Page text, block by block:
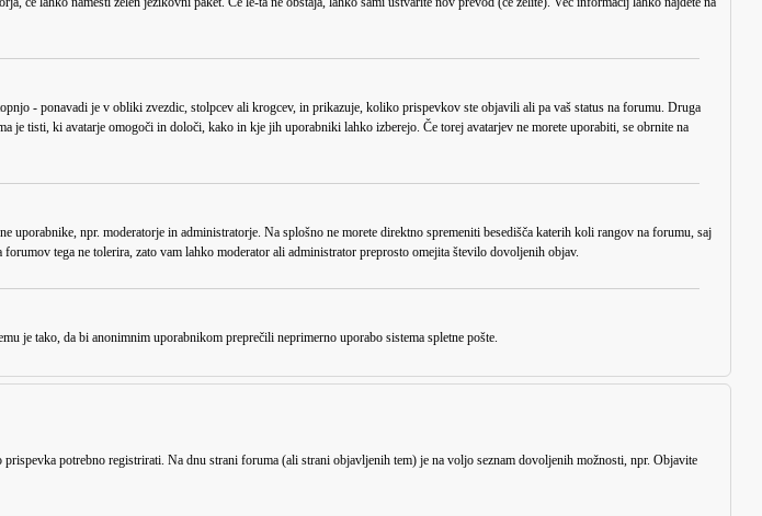
- ponavadi je v obliki zvezdic, stolpcev ali krogcev, in prikazuje, koliko prispevkov ste objavili ali pa vaš status na forumu. Druga
je tisti, ki avatarje omogoči in določi, kako in kje jih uporabniki lahko izberejo. Če torej avatarjev ne morete uporabiti, se obrnite na
npr. moderatorje in administratorje. Na splošno ne morete direktno spremeniti besedišča katerih koli rangov na forumu, saj
tega ne tolerira, zato vam lahko moderator ali administrator preprosto omejita število dovoljenih objav.
je tako, da bi anonimnim uporabnikom preprečili neprimerno uporabo sistema spletne pošte.
potrebno registrirati. Na dnu strani foruma (ali strani objavljenih tem) je na voljo seznam dovoljenih možnosti, npr. Objavite